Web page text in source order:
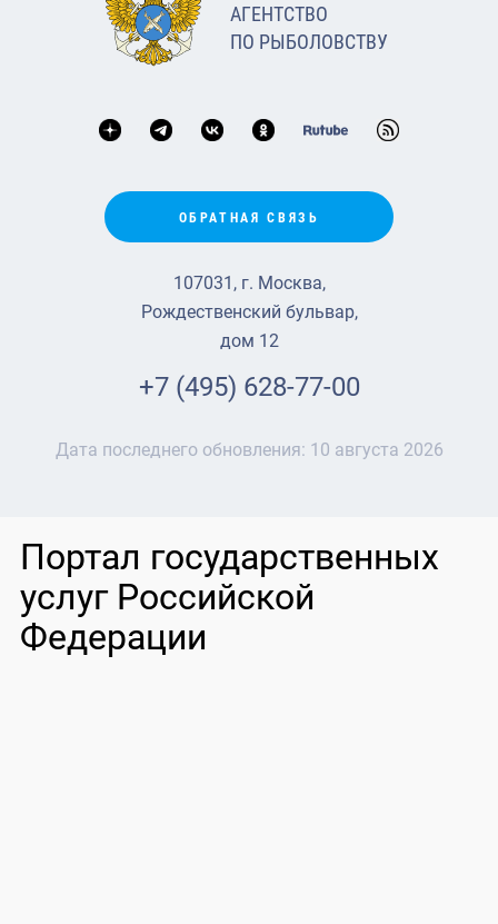
АГЕНТСТВО
ПО РЫБОЛОВСТВУ
ОБРАТНАЯ СВЯЗЬ
107031, г. Москва,
Рождественский бульвар,
дом 12
+7 (495) 628-77-00
Дата последнего обновления: 10 августа 2026
Портал государственных
услуг Российской
Федерации